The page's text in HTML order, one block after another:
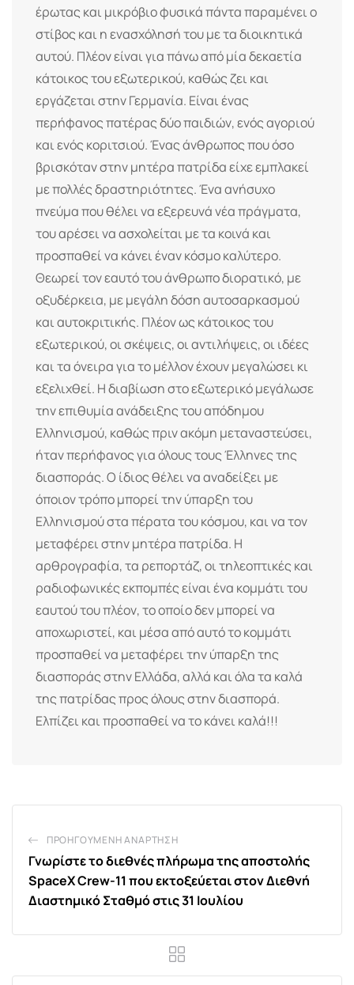
έρωτας και μικρόβιο φυσικά πάντα παραμένει ο
στίβος και η ενασχόλησή του με τα διοικητικά
αυτού. Πλέον είναι για πάνω από μία δεκαετία
κάτοικος του εξωτερικού, καθώς ζει και
εργάζεται στην Γερμανία. Είναι ένας
περήφανος πατέρας δύο παιδιών, ενός αγοριού
και ενός κοριτσιού. Ένας άνθρωπος που όσο
βρισκόταν στην μητέρα πατρίδα είχε εμπλακεί
με πολλές δραστηριότητες. Ένα ανήσυχο
πνεύμα που θέλει να εξερευνά νέα πράγματα,
του αρέσει να ασχολείται με τα κοινά και
προσπαθεί να κάνει έναν κόσμο καλύτερο.
Θεωρεί τον εαυτό του άνθρωπο διορατικό, με
οξυδέρκεια, με μεγάλη δόση αυτοσαρκασμού
και αυτοκριτικής. Πλέον ως κάτοικος του
εξωτερικού, οι σκέψεις, οι αντιλήψεις, οι ιδέες
και τα όνειρα για το μέλλον έχουν μεγαλώσει κι
εξελιχθεί. Η διαβίωση στο εξωτερικό μεγάλωσε
την επιθυμία ανάδειξης του απόδημου
Ελληνισμού, καθώς πριν ακόμη μεταναστεύσει,
ήταν περήφανος για όλους τους Έλληνες της
διασποράς. Ο ίδιος θέλει να αναδείξει με
όποιον τρόπο μπορεί την ύπαρξη του
Ελληνισμού στα πέρατα του κόσμου, και να τον
μεταφέρει στην μητέρα πατρίδα. Η
αρθρογραφία, τα ρεπορτάζ, οι τηλεοπτικές και
ραδιοφωνικές εκπομπές είναι ένα κομμάτι του
εαυτού του πλέον, το οποίο δεν μπορεί να
αποχωριστεί, και μέσα από αυτό το κομμάτι
προσπαθεί να μεταφέρει την ύπαρξη της
διασποράς στην Ελλάδα, αλλά και όλα τα καλά
της πατρίδας προς όλους στην διασπορά.
Ελπίζει και προσπαθεί να το κάνει καλά!!!
ΠΡΟΗΓΟΎΜΕΝΗ ΑΝΆΡΤΗΣΗ
Γνωρίστε το διεθνές πλήρωμα της αποστολής
SpaceX Crew-11 που εκτοξεύεται στον Διεθνή
Διαστημικό Σταθμό στις 31 Ιουλίου